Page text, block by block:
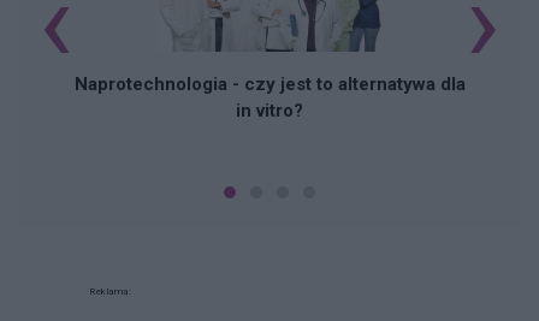
Naprotechnologia - czy jest to alternatywa dla
in vitro?
Reklama: